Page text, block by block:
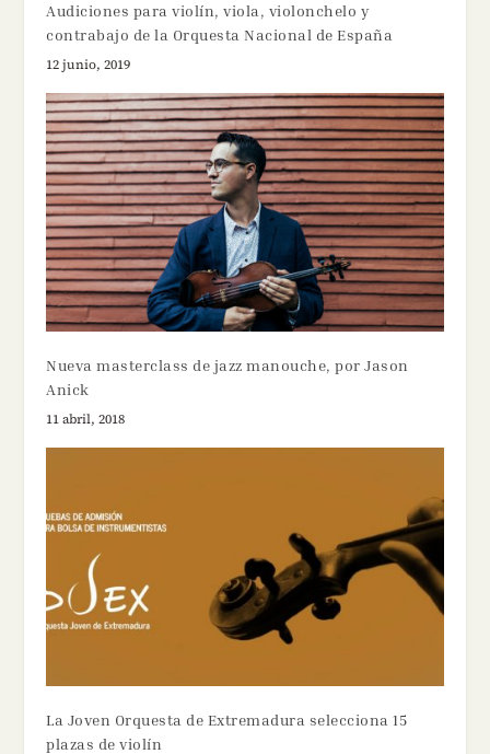
Audiciones para violín, viola, violonchelo y
contrabajo de la Orquesta Nacional de España
12 junio, 2019
Nueva masterclass de jazz manouche, por Jason
Anick
11 abril, 2018
La Joven Orquesta de Extremadura selecciona 15
plazas de violín